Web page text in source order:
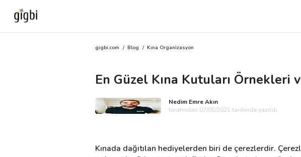
gigbi.com / Blog / Kına Organizasyon
En Güzel Kına Kutuları Örnekleri
Nedim Emre Akın
tarafından 07/05/2021 tarihinde yazıldı.
Kınada dağıtılan hediyelerden biri de çerezlerdir.